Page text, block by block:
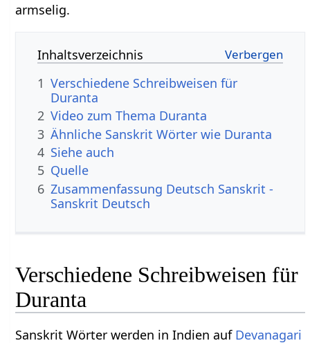
armselig.
Inhaltsverzeichnis
1 Verschiedene Schreibweisen für
Duranta
2 Video zum Thema Duranta
3 Ähnliche Sanskrit Wörter wie Duranta
4 Siehe auch
5 Quelle
6 Zusammenfassung Deutsch Sanskrit -
Sanskrit Deutsch
Verschiedene Schreibweisen für
Duranta
Sanskrit Wörter werden in Indien auf Devanagari